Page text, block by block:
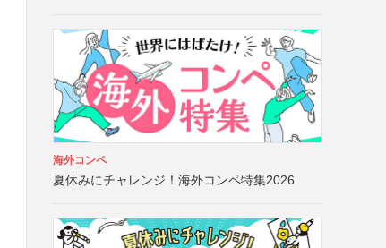
海外コンペ
夏休みにチャレンジ！海外コンペ特集2026